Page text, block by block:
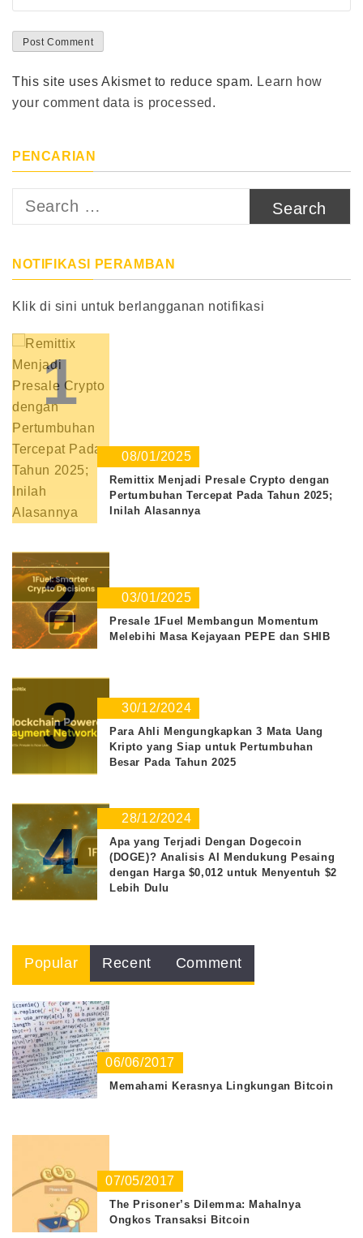
This site uses Akismet to reduce spam. Learn how
your comment data is processed.
PENCARIAN
Search
NOTIFIKASI PERAMBAN
Klik di sini untuk berlangganan notifikasi
1
08/01/2025
Remittix Menjadi Presale Crypto dengan
Pertumbuhan Tercepat Pada Tahun 2025;
Inilah Alasannya
2 03/01/2025
Presale 1Fuel Membangun Momentum
Melebihi Masa Kejayaan PEPE dan SHIB
3 30/12/2024
Para Ahli Mengungkapkan 3 Mata Uang
Kripto yang Siap untuk Pertumbuhan
Besar Pada Tahun 2025
4 28/12/2024
Apa yang Terjadi Dengan Dogecoin
(DOGE)? Analisis AI Mendukung Pesaing
dengan Harga $0,012 untuk Menyentuh $2
Lebih Dulu
Popular Recent Comment
06/06/2017
Memahami Kerasnya Lingkungan Bitcoin
07/05/2017
The Prisoner’s Dilemma: Mahalnya
Ongkos Transaksi Bitcoin